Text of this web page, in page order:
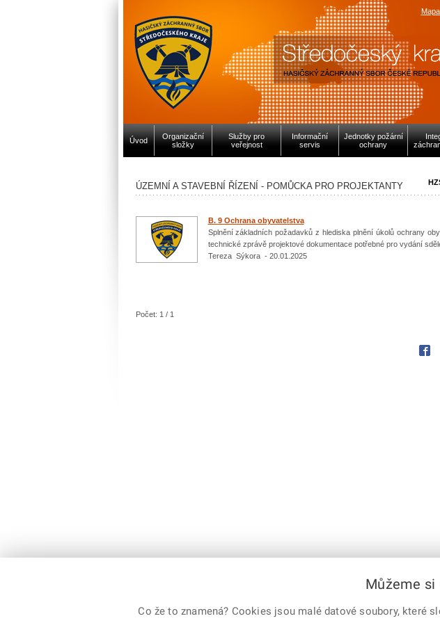
Úvod
Organizační
složky
Služby pro
veřejnost
Informační
servis
Jednotky požární
ochrany
ÚZEMNÍ A STAVEBNÍ ŘÍZENÍ - POMŮCKA PRO PROJEKTANTY
B. 9 Ochrana obyvatelstva
Splnění základních požadavků z hlediska plnění úkolů ochrany
technické zprávě projektové dokumentace potřebné pro vydání
Tereza Sýkora - 20.01.2025
Počet: 1 / 1
Můžeme si
Co že to znamená? Cookies jsou malé datové soubory, které